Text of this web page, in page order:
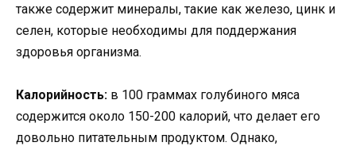
также содержит минералы, такие как железо, цинк и
селен, которые необходимы для поддержания
здоровья организма.
Калорийность: в 100 граммах голубиного мяса
содержится около 150-200 калорий, что делает его
довольно питательным продуктом. Однако,